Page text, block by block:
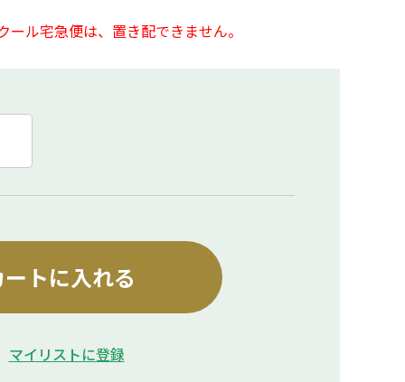
ル宅急便は、置き配できません。
ートに入れる
マイリストに登録